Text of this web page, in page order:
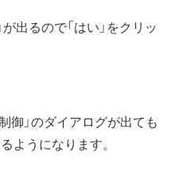
出るので「はい」をクリッ
御」のダイアログが出ても
ようになります。